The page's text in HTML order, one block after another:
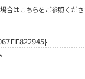
荒れることなくプリント
ソフトを探していました
作れるところがすごい。
ーなどが普通のプリン
小平 邦史さん）
いる。さまざまな使い方
合はこちらをご参照くだ